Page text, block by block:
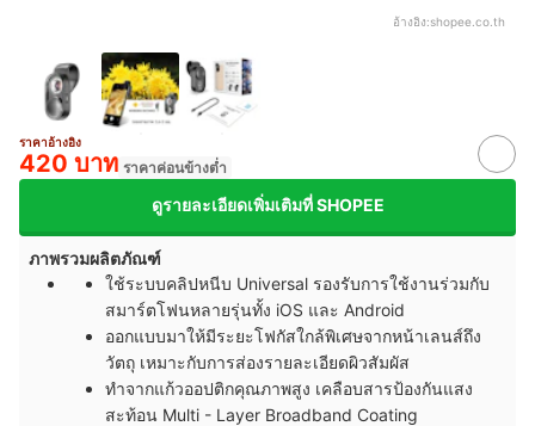
อ้างอิง:shopee.co.th
ราคาอ้างอิง
420 บาท ราคาค่อนข้างต่ำ
ดูรายละเอียดเพิ่มเติมที่ SHOPEE
ภาพรวมผลิตภัณฑ์
ใช้ระบบคลิปหนีบ Universal รองรับการใช้งานร่วมกับ
สมาร์ตโฟนหลายรุ่นทั้ง iOS และ Android
ออกแบบมาให้มีระยะโฟกัสใกล้พิเศษจากหน้าเลนส์ถึง
วัตถุ เหมาะกับการส่องรายละเอียดผิวสัมผัส
ทำจากแก้วออปติกคุณภาพสูง เคลือบสารป้องกันแสง
สะท้อน Multi - Layer Broadband Coating